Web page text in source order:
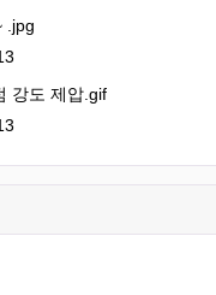
.jpg
강도 제압.gif